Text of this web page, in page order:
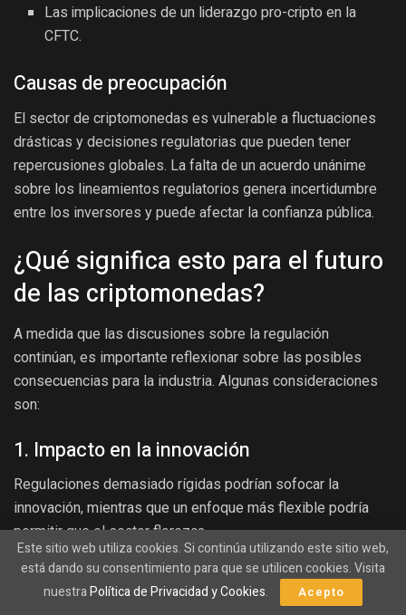
Las implicaciones de un liderazgo pro-cripto en la
CFTC.
Causas de preocupación
El sector de criptomonedas es vulnerable a fluctuaciones
drásticas y decisiones regulatorias que pueden tener
repercusiones globales. La falta de un acuerdo unánime
sobre los lineamientos regulatorios genera incertidumbre
entre los inversores y puede afectar la confianza pública.
¿Qué significa esto para el futuro
de las criptomonedas?
A medida que las discusiones sobre la regulación
continúan, es importante reflexionar sobre las posibles
consecuencias para la industria. Algunas consideraciones
son:
1. Impacto en la innovación
Regulaciones demasiado rígidas podrían sofocar la
innovación, mientras que un enfoque más flexible podría
permitir que el sector florezca.
2. Atraer inversión
Este sitio web utiliza cookies. Si continúa utilizando este sitio web,
está dando su consentimiento para que se utilicen cookies. Visita
nuestraPolítica de Privacidad y Cookies. Acepto